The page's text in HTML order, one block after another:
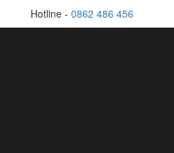
Hotline - 0862 486 456